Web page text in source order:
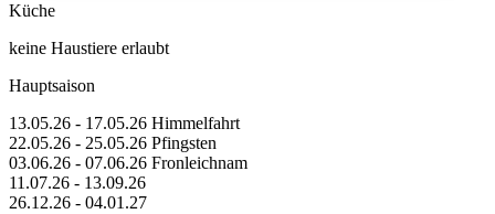
Küche
keine Haustiere erlaubt
Hauptsaison
13.05.26 - 17.05.26 Himmelfahrt
22.05.26 - 25.05.26 Pfingsten
03.06.26 - 07.06.26 Fronleichnam
11.07.26 - 13.09.26
26.12.26 - 04.01.27